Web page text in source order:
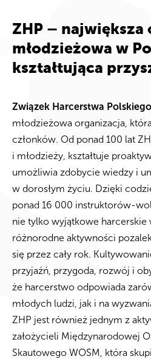
ZHP – największa
młodzieżowa w
kształtująca
Związek Harcerstwa Polskiego
młodzieżowa organizacja,
członków. Od ponad 100 lat
i młodzieży, kształtuje
umożliwia zdobycie wiedzy i
w dorosłym życiu. Dzięki
ponad 16 000 instruktorów-
nie tylko wyjątkowe harcerskie
różnorodne aktywności
się przez cały rok.
przyjaźń, przygoda, rozwój i
że harcerstwo odpowiada
młodych ludzi, jak i na
ZHP jest również jednym z
założycieli Międzynarodowej
Skautowego WOSM, która